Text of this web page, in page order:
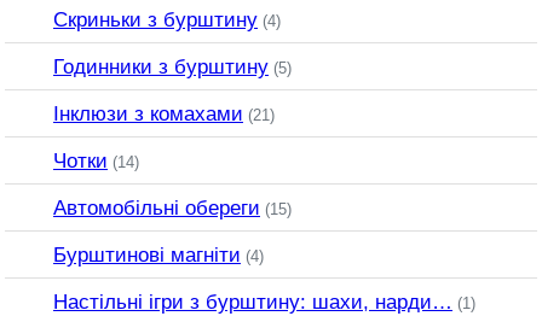
Скриньки з бурштину (4)
Годинники з бурштину (5)
Інклюзи з комахами (21)
Чотки (14)
Автомобільні обереги (15)
Бурштинові магніти (4)
Настільні ігри з бурштину: шахи, нарди… (1)